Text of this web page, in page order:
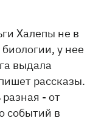
Халепы не в
у нее
выдала
рассказы.
- от
событий в